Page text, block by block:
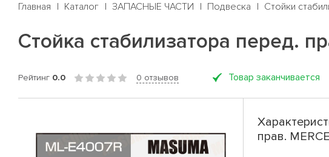
Главная Каталог ЗАПАСНЫЕ ЧАСТИ Подвеска Стойки
Стойка стабилизатора перед.
Рейтинг 0.0 0 отзывов Товар заканчивается
прав.